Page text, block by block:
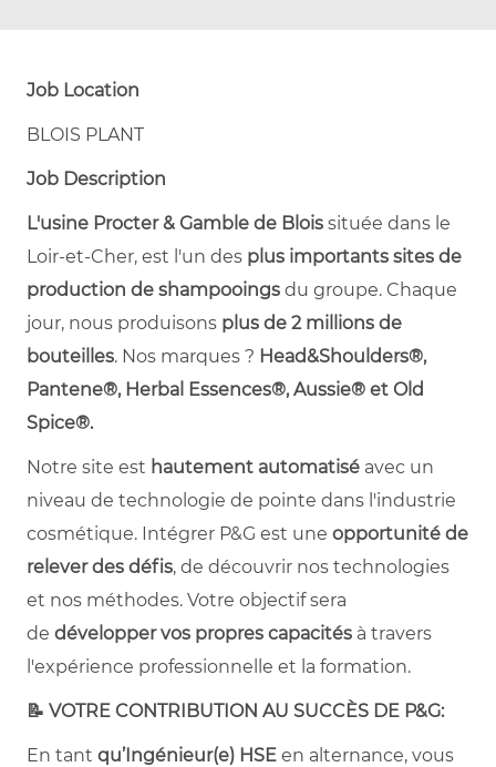
Job Location
BLOIS PLANT
Job Description
L'usine Procter & Gamble de Blois située dans le
Loir-et-Cher, est l'un des plus importants sites de
production de shampooings du groupe. Chaque
jour, nous produisons plus de 2 millions de
bouteilles. Nos marques ? Head&Shoulders®,
Pantene®, Herbal Essences®, Aussie® et Old
Spice®.
Notre site est hautement automatisé avec un
niveau de technologie de pointe dans l'industrie
cosmétique. Intégrer P&G est une opportunité de
relever des défis, de découvrir nos technologies
et nos méthodes. Votre objectif sera
de développer vos propres capacités à travers
l'expérience professionnelle et la formation.
📝 VOTRE CONTRIBUTION AU SUCCÈS DE P&G:
En tant qu’Ingénieur(e) HSE en alternance, vous